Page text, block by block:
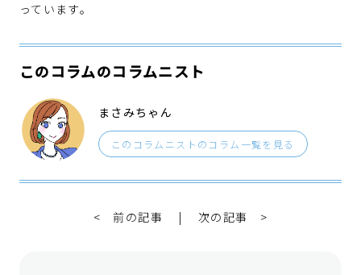
っています。
このコラムのコラムニスト
まさみちゃん
このコラムニストのコラム一覧を見る
< 前の記事 | 次の記事 >